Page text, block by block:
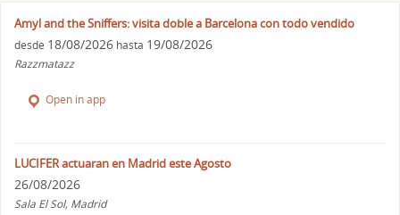
Amyl and the Sniffers: visita doble a Barcelona con todo vendido
desde 18/08/2026 hasta 19/08/2026
Razzmatazz
Open in app
LUCIFER actuaran en Madrid este Agosto
26/08/2026
Sala El Sol, Madrid